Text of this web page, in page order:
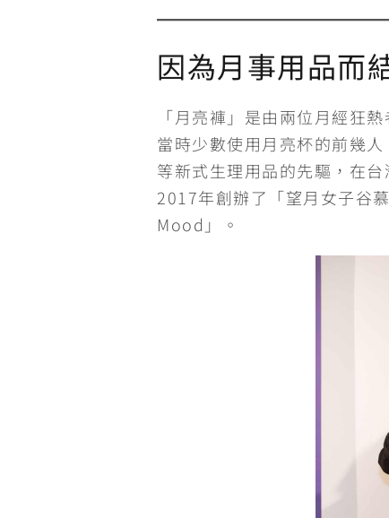
o
k
r
g
e
r
因為月事用品而
「月亮褲」是由兩位月經狂
當時少數使用月亮杯的前幾
等新式生理用品的先驅，在
2017年創辦了「望月女子谷
Mood」。